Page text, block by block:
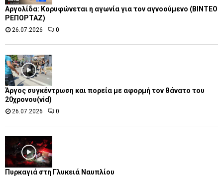
Αργολίδα: Κορυφώνεται η αγωνία για τον αγνοούμενο (ΒΙΝΤΕΟ
ΡΕΠΟΡΤΑΖ)
26.07.2026 0
Άργος συγκέντρωση και πορεία με αφορμή τον θάνατο του
20χρονου(vid)
26.07.2026 0
Πυρκαγιά στη Γλυκειά Ναυπλίου